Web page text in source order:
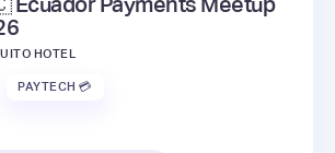
HOTEL
PAYTECH 💳